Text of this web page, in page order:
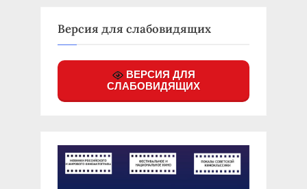
Версия для слабовидящих
ВЕРСИЯ ДЛЯ
СЛАБОВИДЯЩИХ